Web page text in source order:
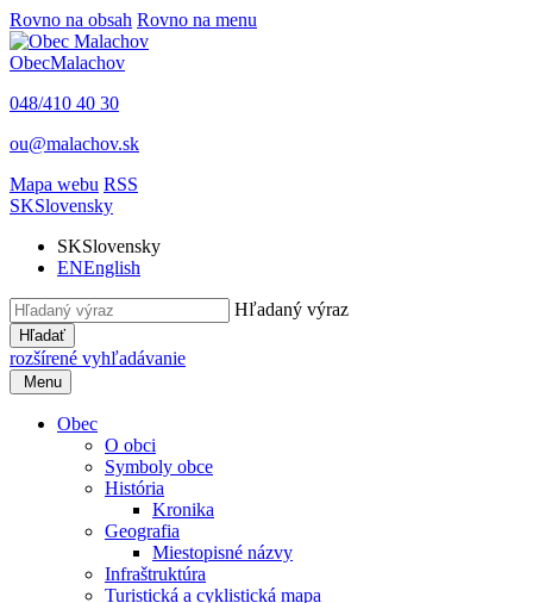
Rovno na obsah Rovno na menu
ObecMalachov
048/410 40 30
ou@malachov.sk
Mapa webu RSS
SKSlovensky
SKSlovensky
ENEnglish
Hľadaný výraz
Hľadať
rozšírené vyhľadávanie
Menu
Obec
O obci
Symboly obce
História
Kronika
Geografia
Miestopisné názvy
Infraštruktúra
Turistická a cyklistická mapa